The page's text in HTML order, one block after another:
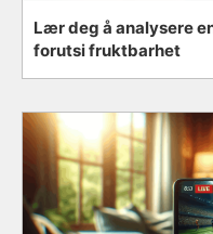
Lær deg å analysere
forutsi fruktbarhet